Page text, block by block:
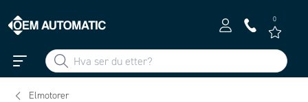
0
Elmotorer